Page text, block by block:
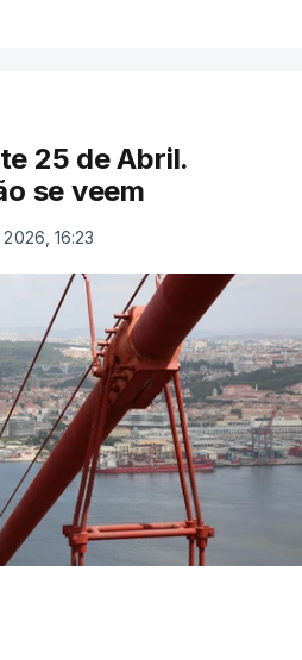
25 de Abril.
se veem
16:23